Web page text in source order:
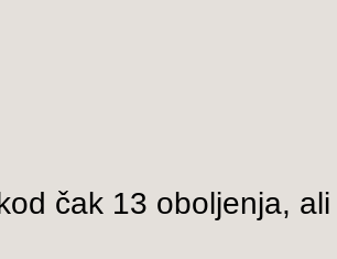
čak 13 oboljenja, ali